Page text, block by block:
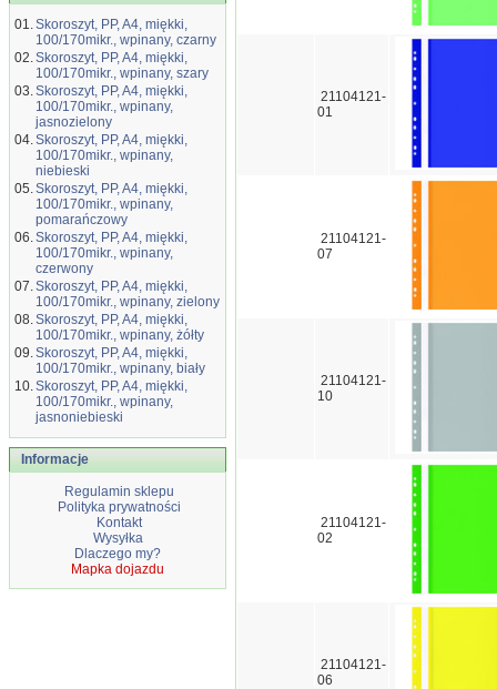
01.Skoroszyt, PP, A4, miękki,
100/170mikr., wpinany, czarny
02.Skoroszyt, PP, A4, miękki,
100/170mikr., wpinany, szary
03.Skoroszyt, PP, A4, miękki,
100/170mikr., wpinany,
jasnozielony
04.Skoroszyt, PP, A4, miękki,
100/170mikr., wpinany,
niebieski
05.Skoroszyt, PP, A4, miękki,
100/170mikr., wpinany,
pomarańczowy
06.Skoroszyt, PP, A4, miękki,
100/170mikr., wpinany,
czerwony
07.Skoroszyt, PP, A4, miękki,
100/170mikr., wpinany, zielony
08.Skoroszyt, PP, A4, miękki,
100/170mikr., wpinany, żółty
09.Skoroszyt, PP, A4, miękki,
100/170mikr., wpinany, biały
10.Skoroszyt, PP, A4, miękki,
100/170mikr., wpinany,
jasnoniebieski
Informacje
Regulamin sklepu
Polityka prywatności
Kontakt
Wysyłka
Dlaczego my?
Mapka dojazdu
21104121-
01
21104121-
07
21104121-
10
21104121-
02
21104121-
06